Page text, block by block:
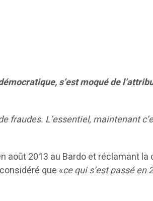
s’est moqué de
fraudes. L’essentiel, maintenant
2013 au Bardo et réclamant
que «ce qui s’est passé